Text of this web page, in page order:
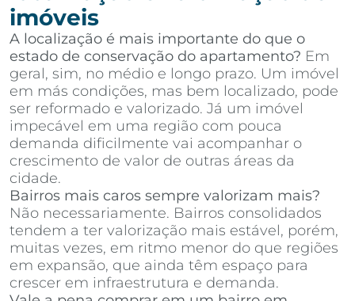
imóveis
A localização é mais importante do que o
estado de conservação do apartamento? Em
geral, sim, no médio e longo prazo. Um imóvel
em más condições, mas bem localizado, pode
ser reformado e valorizado. Já um imóvel
impecável em uma região com pouca
demanda dificilmente vai acompanhar o
crescimento de valor de outras áreas da
cidade.
Bairros mais caros sempre valorizam mais?
Não necessariamente. Bairros consolidados
tendem a ter valorização mais estável, porém,
muitas vezes, em ritmo menor do que regiões
em expansão, que ainda têm espaço para
crescer em infraestrutura e demanda.